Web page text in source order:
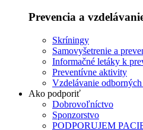
Prevencia a
Skríningy
Samovyšetrenie a
Informačné letáky k
Preventívne aktivity
Vzdelávanie
Ako podporiť
Dobrovoľníctvo
Sponzorstvo
PODPORUJEM